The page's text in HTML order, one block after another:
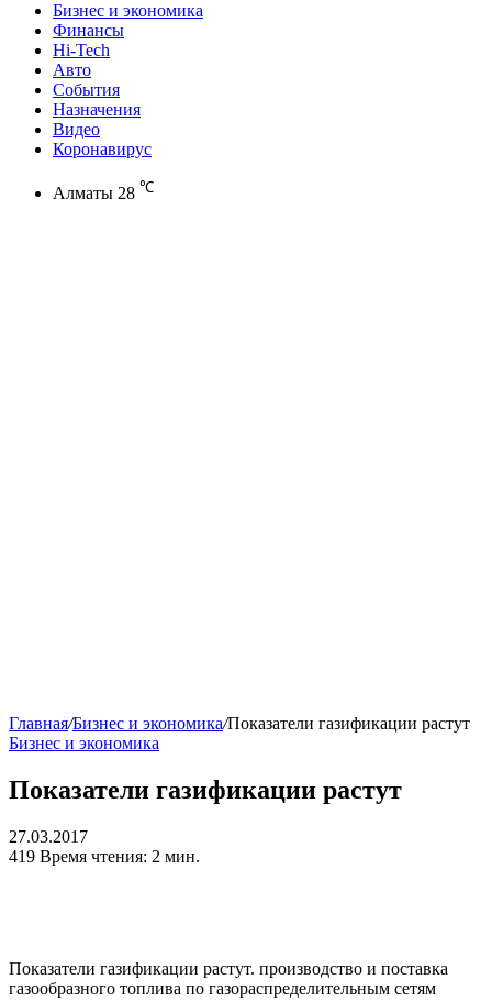
Бизнес и экономика
Финансы
Hi-Tech
Авто
События
Назначения
Видео
Коронавирус
Алматы 28 ℃
Главная/Бизнес и экономика/Показатели газификации растут
Бизнес и экономика
Показатели газификации растут
27.03.2017
419 Время чтения: 2 мин.
Показатели газификации растут. производство и поставка
газообразного топлива по газораспределительным сетям